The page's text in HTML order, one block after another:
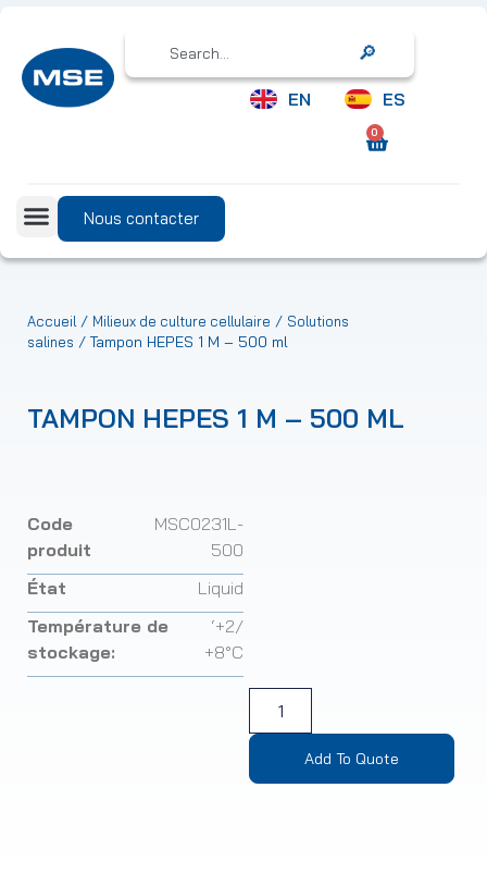
Search
EN ES
0
Nous contacter
Accueil / Milieux de culture cellulaire / Solutions
salines / Tampon HEPES 1 M – 500 ml
TAMPON HEPES 1 M – 500 ML
Code
produit
MSC0231L-
500
État
Liquid
Température de
stockage:
‘+2/
+8°C
Add To Quote